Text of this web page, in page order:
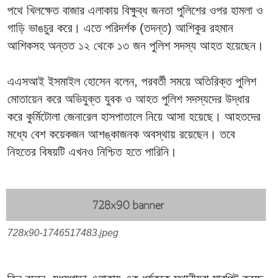
পথে খিলক্ষেত বাজার এলাকায় বিক্ষুব্ধ জনতা পুলিশের ওপর হামলা ও
গাড়ি ভাঙচুর করে। এতে পরিদর্শক (তদন্ত) আশিকুর রহমান
আশিকসহ অন্তত ১২ থেকে ১৩ জন পুলিশ সদস্য আহত হয়েছেন।
এএসআই ইসমাইল হোসেন বলেন, পরবর্তী সময়ে অতিরিক্ত পুলিশ
মোতায়েন করে অভিযুক্ত যুবক ও আহত পুলিশ সদস্যদের উদ্ধার
করে কুর্মিটোলা জেনারেল হাসপাতালে নিয়ে আসা হয়েছে। আহতদের
মধ্যে বেশ কয়েকজন আশঙ্কাজনক অবস্থায় রয়েছেন। তবে
নিহতের বিষয়টি এখনও নিশ্চিত হতে পারিনি।
728x90-1746517483.jpeg